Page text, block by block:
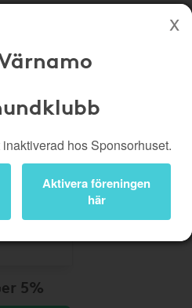
Värnamo Brukshundklubb
Logga in
hos Sponsorhuset.
Aktivera föreningen
här
5%